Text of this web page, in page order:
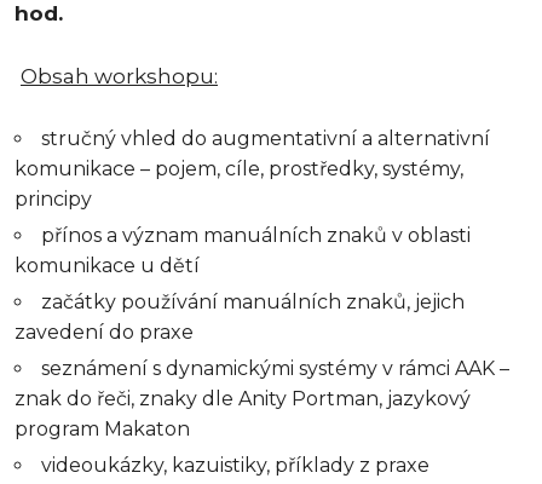
hod.
Obsah workshopu:
stručný vhled do augmentativní a alternativní
komunikace – pojem, cíle, prostředky, systémy,
principy
přínos a význam manuálních znaků v oblasti
komunikace u dětí
začátky používání manuálních znaků, jejich
zavedení do praxe
seznámení s dynamickými systémy v rámci AAK –
znak do řeči, znaky dle Anity Portman, jazykový
program Makaton
videoukázky, kazuistiky, příklady z praxe